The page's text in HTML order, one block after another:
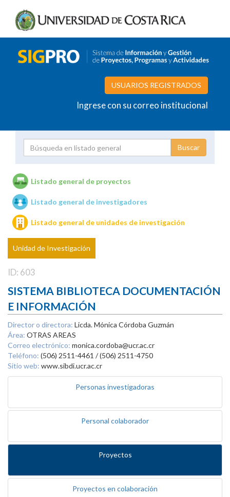
USUARIOS REGISTRADOS
Ingrese con su correo institucional
Unidades de investigación
Listado general de proyectos
Listado general de investigadores
Listado general de unidades de investigación
Unidad de Investigación
ID: 603
SISTEMA BIBLIOTECA DOCUMENTACIÓN
E INFORMACIÓN
Director o directora: Licda. Mónica Córdoba Guzmán
Área: OTRAS AREAS
Correo electrónico: monica.cordoba@ucr.ac.cr
Teléfono: (506) 2511-4461 / (506) 2511-4750
Sitio web: www.sibdi.ucr.ac.cr
Personas investigadoras
Personal colaborador
Proyectos
Proyectos en colaboración